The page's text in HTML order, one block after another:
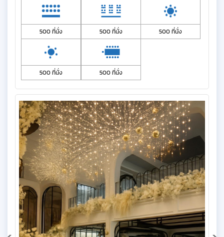
500 ที่นั่ง 500 ที่นั่ง 500 ที่นั่ง
500 ที่นั่ง 500 ที่นั่ง